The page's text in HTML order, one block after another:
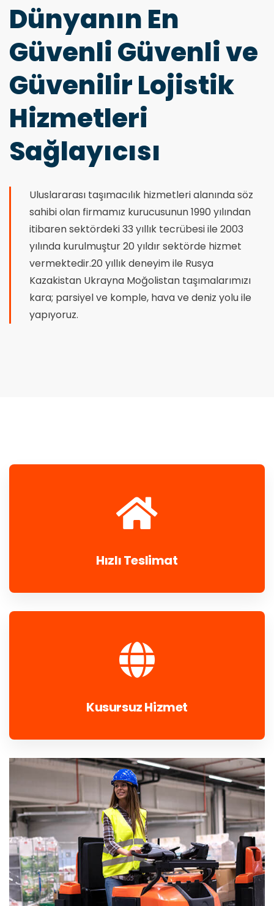
Dünyanın En
Güvenli Güvenli ve
Güvenilir Lojistik
Hizmetleri
Sağlayıcısı
Uluslararası taşımacılık hizmetleri alanında söz
sahibi olan firmamız kurucusunun 1990 yılından
itibaren sektördeki 33 yıllık tecrübesi ile 2003
yılında kurulmuştur 20 yıldır sektörde hizmet
vermektedir.20 yıllık deneyim ile Rusya
Kazakistan Ukrayna Moğolistan taşımalarımızı
kara; parsiyel ve komple, hava ve deniz yolu ile
yapıyoruz.
Hızlı Teslimat
Kusursuz Hizmet